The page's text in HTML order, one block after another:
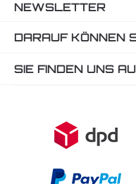
NEWSLETTER
DARAUF KÖNNEN
SIE FINDEN UNS